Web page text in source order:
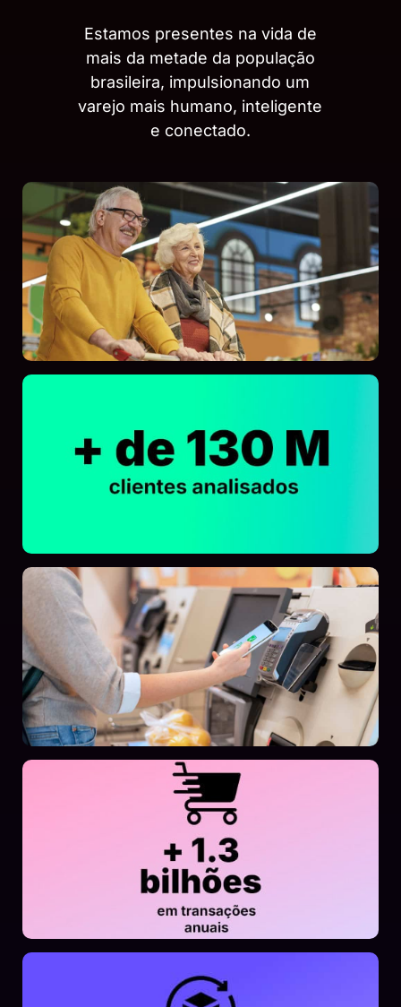
Estamos presentes na vida de
mais da metade da população
brasileira, impulsionando um
varejo mais humano, inteligente
e conectado.